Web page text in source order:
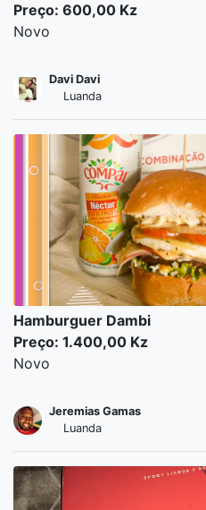
Preço: 600,00 Kz
Novo
Davi Davi
Luanda
Hamburguer Dambi
Preço: 1.400,00 Kz
Novo
Jeremias Gamas
Luanda